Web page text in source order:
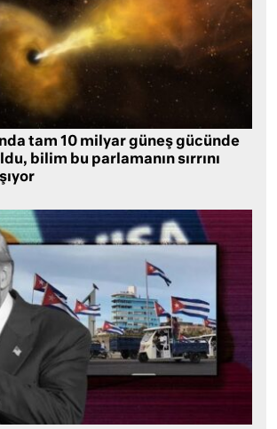
tam 10 milyar güneş gücünde
bilim bu parlamanın sırrını